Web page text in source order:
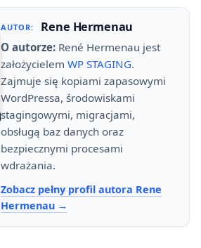
AUTOR: Rene Hermenau
O autorze: René Hermenau jest
założycielem WP STAGING.
Zajmuje się kopiami zapasowymi
WordPressa, środowiskami
stagingowymi, migracjami,
obsługą baz danych oraz
bezpiecznymi procesami
wdrażania.
Zobacz pełny profil autora Rene
Hermenau